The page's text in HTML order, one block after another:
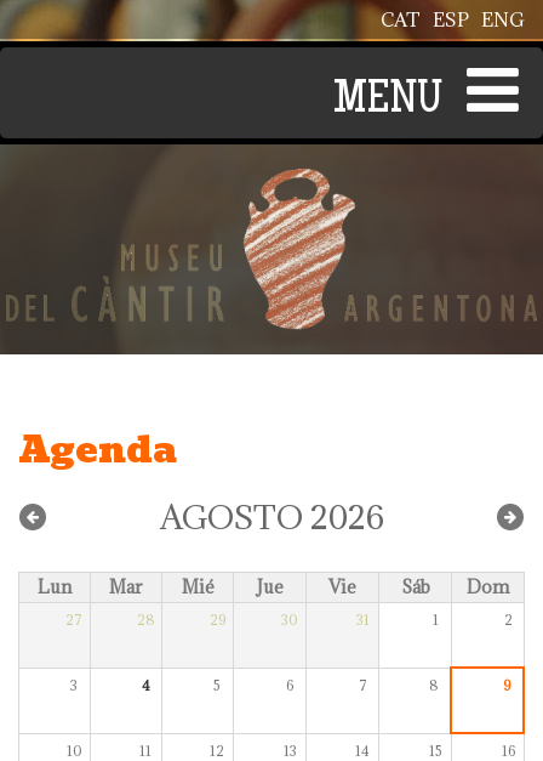
Pasar al contenido principal ENG
ESP
CAT
Agenda
AGOSTO 2026
Lun Mar Mié Jue Vie Sáb Dom
27 28 29 30 31 1 2
3 4 5 6 7 8 9
10 11 12 13 14 15 16